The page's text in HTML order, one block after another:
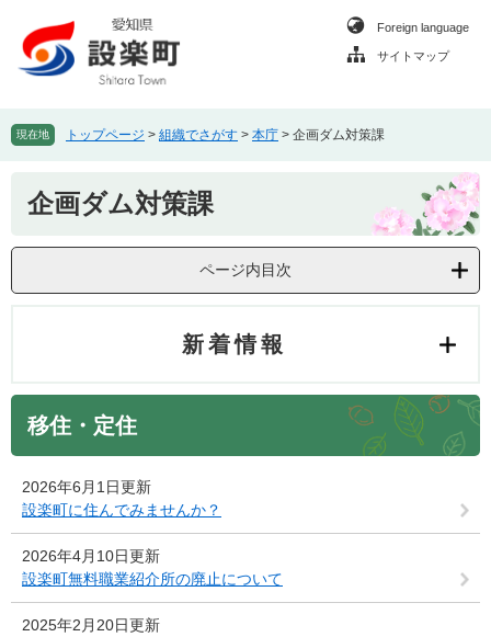
頭
で
飛
ば
Foreign language
サイトマップ
現在地 トップページ > 組織でさがす > 本庁 > 企画ダム対策課
企画ダム対策課
ページ内目次
新着情報
移住・定住
2026年6月1日更新
設楽町に住んでみませんか？
2026年4月10日更新
設楽町無料職業紹介所の廃止について
2025年2月20日更新